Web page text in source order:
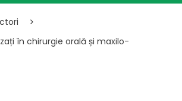
în chirurgie orală și maxilo-